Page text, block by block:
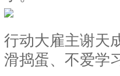
行动大雇主谢天
滑捣蛋、不爱学